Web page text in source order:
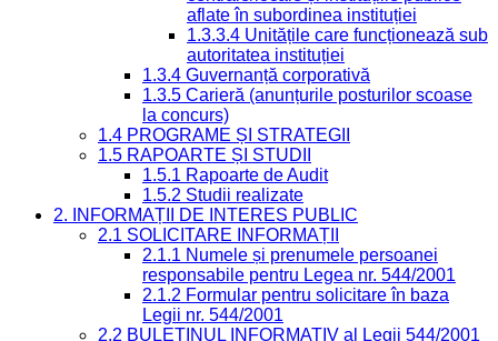
aflate în subordinea instituției
1.3.3.4 Unitățile care funcționează sub
autoritatea instituției
1.3.4 Guvernanță corporativă
1.3.5 Carieră (anunțurile posturilor scoase
la concurs)
1.4 PROGRAME ȘI STRATEGII
1.5 RAPOARTE ȘI STUDII
1.5.1 Rapoarte de Audit
1.5.2 Studii realizate
2. INFORMAȚII DE INTERES PUBLIC
2.1 SOLICITARE INFORMAȚII
2.1.1 Numele și prenumele persoanei
responsabile pentru Legea nr. 544/2001
2.1.2 Formular pentru solicitare în baza
Legii nr. 544/2001
2.2 BULETINUL INFORMATIV al Legii 544/2001